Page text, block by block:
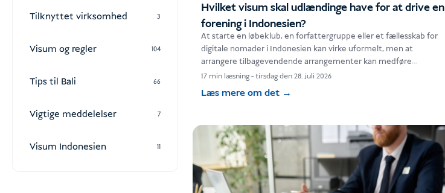
Tilknyttet virksomhed 3
Visum og regler 104
Tips til Bali 66
Vigtige meddelelser 7
Visum Indonesien 11
Hvilket visum skal udlændinge have for at drive en
forening i Indonesien?
At starte en løbeklub, en forfattergruppe eller et fællesskab for
digitale nomader i Indonesien kan virke uformelt, men at
arrangere tilbagevendende arrangementer kan medføre
forpligtelser i forbindelse med indvandring, beskæftigelse og
erhvervsdrift. Find ud af, hvornår…
17 min læsning-tirsdag den 28. juli 2026
Læs mere om det →